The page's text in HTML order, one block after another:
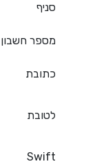
סניף
מספר חשבון
כתובת
לטובת
Swift